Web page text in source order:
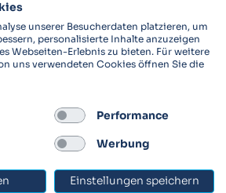
Hersteller von Spirometern,
Filtern zur sicheren
Darüber hinaus sind wir weltweit
Provider für klinische
unserer Besucherdaten platzieren, um
personalisierte Inhalte anzuzeigen
Webseiten-Erlebnis zu bieten. Für weitere
uns verwendeten Cookies öffnen Sie die
Performance
Werbung
Einstellungen speichern